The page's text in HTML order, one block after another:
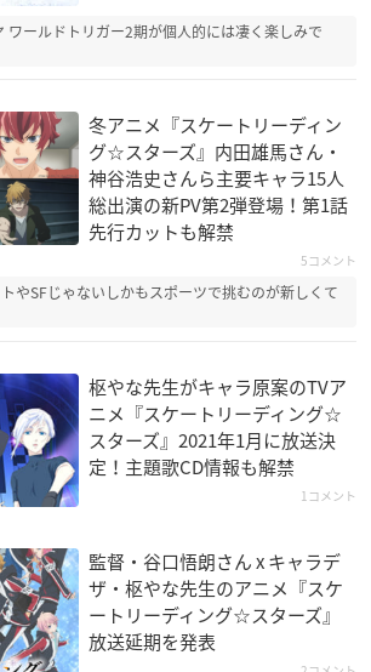
ワールドトリガー2期が個人的には凄く楽しみで
冬アニメ『スケートリーディン
グ☆スターズ』内田雄馬さん・
神谷浩史さんら主要キャラ15人
総出演の新PV第2弾登場！第1話
先行カットも解禁
5コメント
やSFじゃないしかもスポーツで挑むのが新しくて
枢やな先生がキャラ原案のTVア
ニメ『スケートリーディング☆
スターズ』2021年1月に放送決
定！主題歌CD情報も解禁
1コメント
監督・谷口悟朗さん x キャラデ
ザ・枢やな先生のアニメ『スケ
ートリーディング☆スターズ』
放送延期を発表